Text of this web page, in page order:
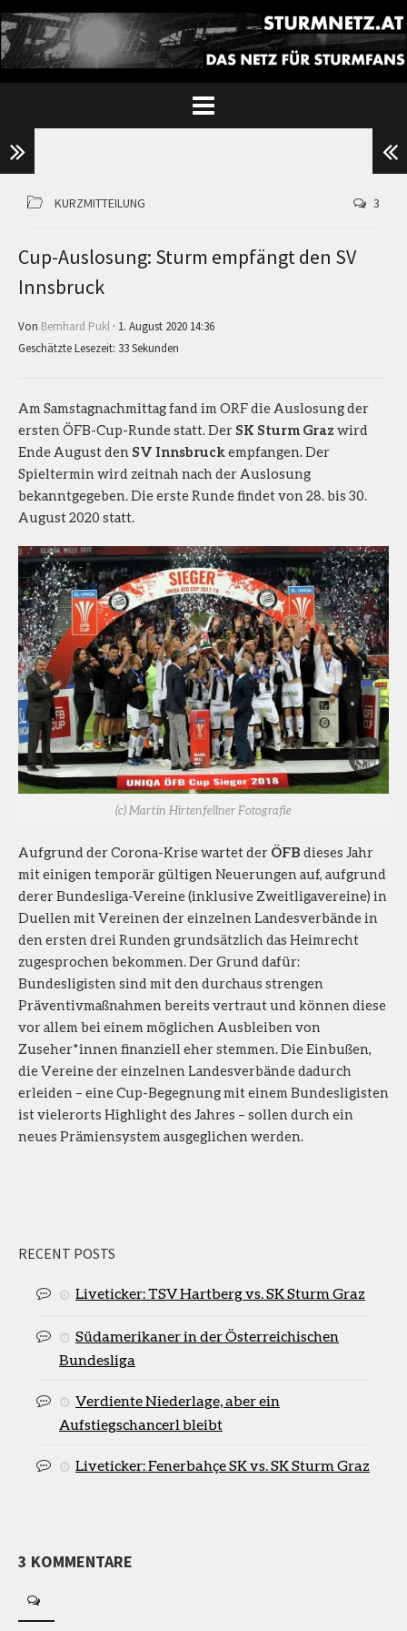
KURZMITTEILUNG 3
Cup-Auslosung: Sturm empfängt den SV
Innsbruck
Von Bernhard Pukl · 1. August 2020 14:36
Geschätzte Lesezeit: 33 Sekunden
Am Samstagnachmittag fand im ORF die Auslosung der
ersten ÖFB-Cup-Runde statt. Der SK Sturm Graz wird
Ende August den SV Innsbruckempfangen. Der
Spieltermin wird zeitnah nach der Auslosung
bekanntgegeben. Die erste Runde findet von 28. bis 30.
August 2020 statt.
(c) Martin Hirtenfellner Fotografie
Aufgrund der Corona-Krise wartet der ÖFB dieses Jahr
mit einigen temporär gültigen Neuerungen auf, aufgrund
derer Bundesliga-Vereine (inklusive Zweitligavereine) in
Duellen mit Vereinen der einzelnen Landesverbände in
den ersten drei Runden grundsätzlich das Heimrecht
zugesprochen bekommen. Der Grund dafür:
Bundesligisten sind mit den durchaus strengen
Präventivmaßnahmen bereits vertraut und können diese
vor allem bei einem möglichen Ausbleiben von
Zuseher*innen finanziell eher stemmen. Die Einbußen,
die Vereine der einzelnen Landesverbände dadurch
erleiden – eine Cup-Begegnung mit einem Bundesligisten
ist vielerorts Highlight des Jahres – sollen durch ein
neues Prämiensystem ausgeglichen werden.
RECENT POSTS
Liveticker: TSV Hartberg vs. SK Sturm Graz
Südamerikaner in der Österreichischen
Bundesliga
Verdiente Niederlage, aber ein
Aufstiegschancerl bleibt
Liveticker: Fenerbahçe SK vs. SK Sturm Graz
3 KOMMENTARE